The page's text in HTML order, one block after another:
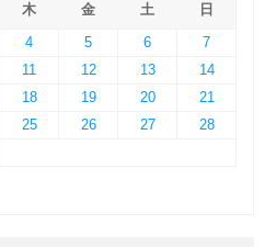
木 金 土
日
4 5 6
7
11 12 13
14
18 19 20
21
25 26 27
28